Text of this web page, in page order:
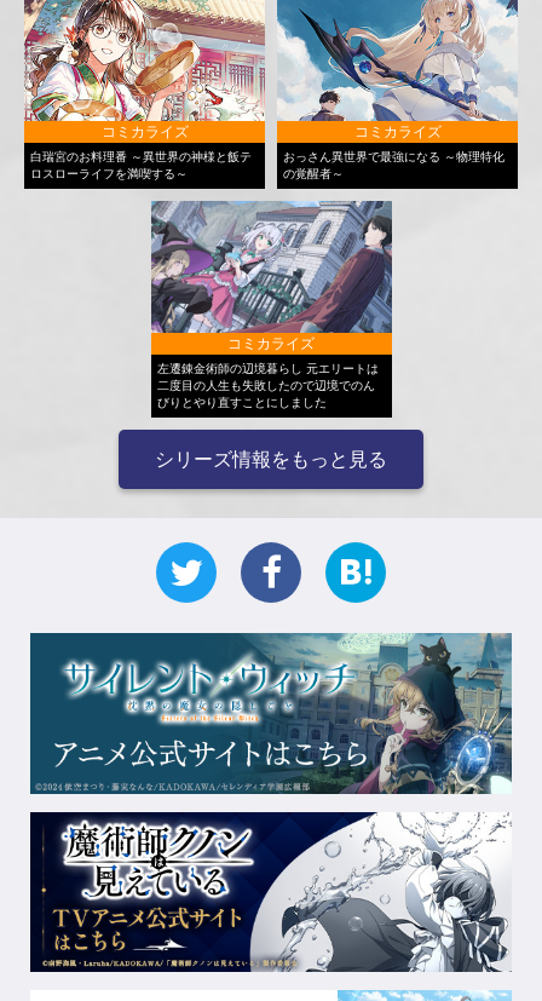
コミカライズ
白瑞宮のお料理番 ～異世界の神様と飯テ
ロスローライフを満喫する～
コミカライズ
おっさん異世界で最強になる ～物理特化
の覚醒者～
コミカライズ
左遷錬金術師の辺境暮らし 元エリートは
二度目の人生も失敗したので辺境でのん
びりとやり直すことにしました
シリーズ情報をもっと見る